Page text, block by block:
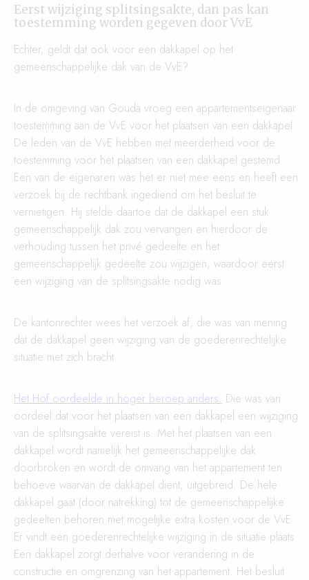
Eerst wijziging splitsingsakte, dan pas kan
toestemming worden gegeven door VvE
Echter, geldt dat ook voor een dakkapel op het
gemeenschappelijke dak van de VvE?
In de omgeving van Gouda vroeg een appartementseigenaar
toestemming aan de VvE voor het plaatsen van een dakkapel.
De leden van de VvE hebben met meerderheid voor de
toestemming voor het plaatsen van een dakkapel gestemd.
Een van de eigenaren was het er niet mee eens en heeft een
verzoek bij de rechtbank ingediend om het besluit te
vernietigen. Hij stelde daartoe dat de dakkapel een stuk
gemeenschappelijk dak zou vervangen en hierdoor de
verhouding tussen het privé gedeelte en het
gemeenschappelijk gedeelte zou wijzigen, waardoor eerst
een wijziging van de splitsingsakte nodig was.
De kantonrechter wees het verzoek af, die was van mening
dat de dakkapel geen wijziging van de goederenrechtelijke
situatie met zich bracht.
Het Hof oordeelde in hoger beroep anders. Die was van
oordeel dat voor het plaatsen van een dakkapel een wijziging
van de splitsingsakte vereist is. Met het plaatsen van een
dakkapel wordt namelijk het gemeenschappelijke dak
doorbroken en wordt de omvang van het appartement ten
behoeve waarvan de dakkapel dient, uitgebreid. De hele
dakkapel gaat (door natrekking) tot de gemeenschappelijke
gedeelten behoren met mogelijke extra kosten voor de VvE.
Er vindt een goederenrechtelijke wijziging in de situatie plaats.
Een dakkapel zorgt derhalve voor verandering in de
constructie en omgrenzing van het appartement. Het besluit